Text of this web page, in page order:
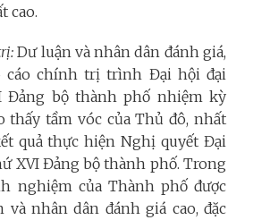
cao.
Dư luận và nhân dân đánh giá,
cáo chính trị trình Đại hội đại
Đảng bộ thành phố nhiệm kỳ
thấy tầm vóc của Thủ đô, nhất
quả thực hiện Nghị quyết Đại
XVI Đảng bộ thành phố. Trong
nghiệm của Thành phố được
và nhân dân đánh giá cao, đặc